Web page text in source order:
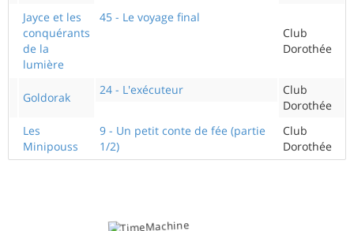
Jayce et les
conquérants
de la
lumière
45 - Le voyage final
Club
Dorothée
Goldorak
24 - L'exécuteur
Club
Dorothée
Les
Minipouss
9 - Un petit conte de fée (partie
1/2)
Club
Dorothée